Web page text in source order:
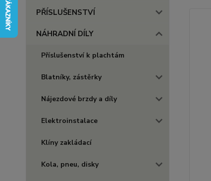
PŘÍSLUŠENSTVÍ
NÁHRADNÍ DÍLY
Příslušenství k plachtám
Blatníky, zástěrky
Nájezdové brzdy a díly
Elektroinstalace
Klíny zakládací
Kola, pneu, disky